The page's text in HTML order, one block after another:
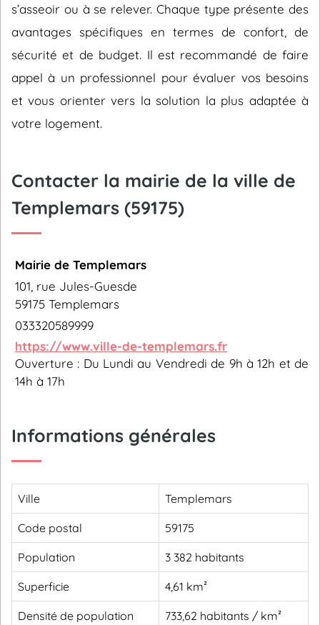
s’asseoir ou à se relever. Chaque type présente des
avantages spécifiques en termes de confort, de
sécurité et de budget. Il est recommandé de faire
appel à un professionnel pour évaluer vos besoins
et vous orienter vers la solution la plus adaptée à
votre logement.
Contacter la mairie de la ville de
Templemars (59175)
Mairie de Templemars
101, rue Jules-Guesde
59175 Templemars
033320589999
https://www.ville-de-templemars.fr
Ouverture : Du Lundi au Vendredi de 9h à 12h et de
14h à 17h
Informations générales
Ville Templemars
Code postal 59175
Population 3 382 habitants
Superficie 4,61 km²
Densité de population 733,62 habitants / km²